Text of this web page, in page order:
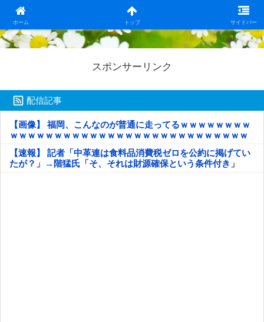
ホーム トップ サイドバー
日本第一！ニュース録
スポンサーリンク
配信記事
【画像】 福岡、こんなのが普通に走ってるｗｗｗｗｗｗｗｗ
ｗｗｗｗｗｗｗｗｗｗｗｗｗｗｗｗｗｗｗｗｗｗｗｗｗｗｗ
ｗｗｗｗｗ
【速報】 記者「中革連は食料品消費税ゼロを公約に掲げてい
たが？」→階猛氏「そ、それは財源確保という条件付き」